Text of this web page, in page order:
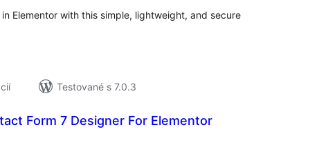
Elementor with this simple, lightweight, and secure
Testované s 7.0.3
Form 7 Designer For Elementor